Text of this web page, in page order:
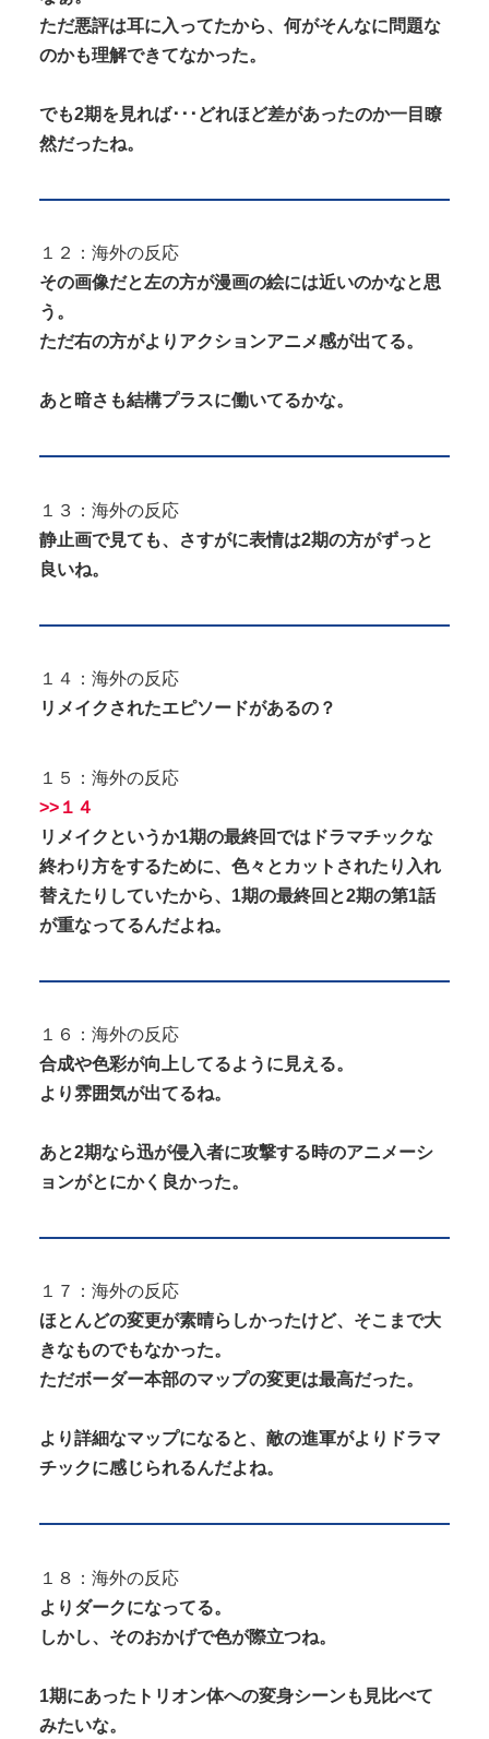
ただ悪評は耳に入ってたから、何がそんなに問題な
のかも理解できてなかった。
でも2期を見れば･･･どれほど差があったのか一目瞭
然だったね。
１２：海外の反応
その画像だと左の方が漫画の絵には近いのかなと思
う。
ただ右の方がよりアクションアニメ感が出てる。
あと暗さも結構プラスに働いてるかな。
１３：海外の反応
静止画で見ても、さすがに表情は2期の方がずっと
良いね。
１４：海外の反応
リメイクされたエピソードがあるの？
１５：海外の反応
>>１４
リメイクというか1期の最終回ではドラマチックな
終わり方をするために、色々とカットされたり入れ
替えたりしていたから、1期の最終回と2期の第1話
が重なってるんだよね。
１６：海外の反応
合成や色彩が向上してるように見える。
より雰囲気が出てるね。
あと2期なら迅が侵入者に攻撃する時のアニメーシ
ョンがとにかく良かった。
１７：海外の反応
ほとんどの変更が素晴らしかったけど、そこまで大
きなものでもなかった。
ただボーダー本部のマップの変更は最高だった。
より詳細なマップになると、敵の進軍がよりドラマ
チックに感じられるんだよね。
１８：海外の反応
よりダークになってる。
しかし、そのおかげで色が際立つね。
1期にあったトリオン体への変身シーンも見比べて
みたいな。